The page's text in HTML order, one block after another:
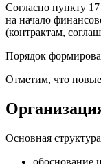
Согласно пункту
на начало
(контрактам,
Порядок
Отметим, что
Основная
обоснование